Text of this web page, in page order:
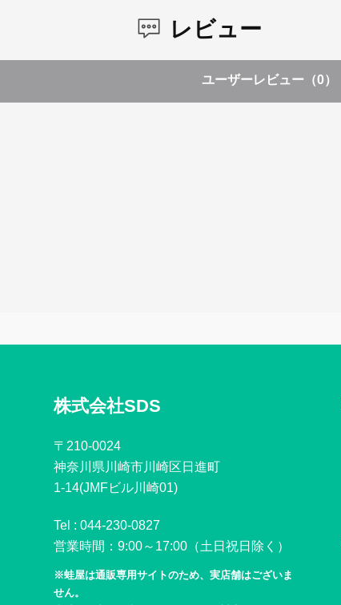
レビュー
ユーザーレビュー （0）
株式会社SDS
〒210-0024
神奈川県川崎市川崎区日進町
1-14(JMFビル川崎01)
Tel :044-230-0827
営業時間：9:00～17:00（土日祝日除く）
※蛙屋は通販専用サイトのため、実店舗はございま
せん。